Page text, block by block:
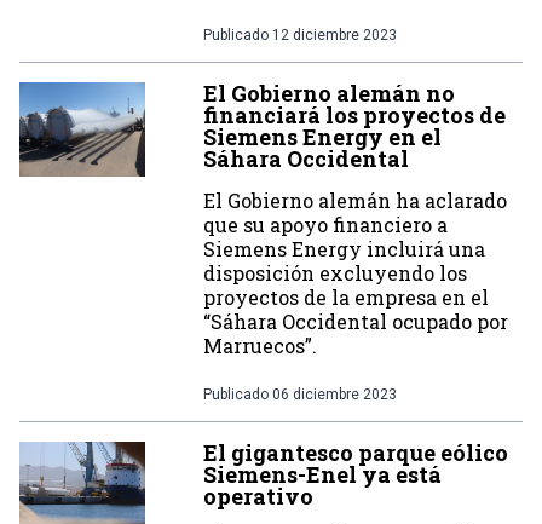
Publicado 12 diciembre 2023
El Gobierno alemán no
financiará los proyectos de
Siemens Energy en el
Sáhara Occidental
El Gobierno alemán ha aclarado
que su apoyo financiero a
Siemens Energy incluirá una
disposición excluyendo los
proyectos de la empresa en el
“Sáhara Occidental ocupado por
Marruecos”.
Publicado 06 diciembre 2023
El gigantesco parque eólico
Siemens-Enel ya está
operativo